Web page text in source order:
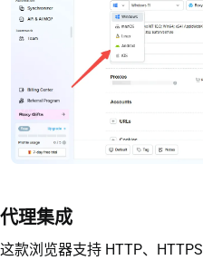
代理集成
这款浏览器支持 HTTP、